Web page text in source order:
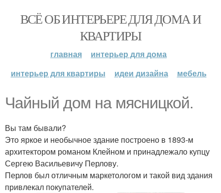
ВСЁ ОБ ИНТЕРЬЕРЕ ДЛЯ ДОМА И
КВАРТИРЫ
главная
интерьер для дома
интерьер для квартиры
идеи дизайна мебель
Чайный дом на мясницкой.
Вы там бывали?
Это яркое и необычное здание построено в 1893-м
архитектором романом Клейном и принадлежало купцу
Сергею Васильевичу Перлову.
Перлов был отличным маркетологом и такой вид здания
привлекал покупателей.